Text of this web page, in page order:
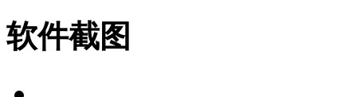
软件截图